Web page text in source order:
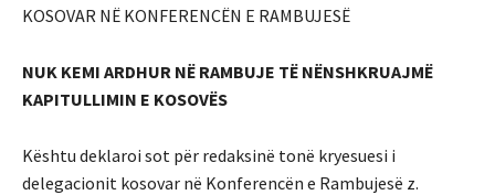
KOSOVAR NË KONFERENCËN E RAMBUJESË
NUK KEMI ARDHUR NË RAMBUJE TË NËNSHKRUAJMË
KAPITULLIMIN E KOSOVËS
Kështu deklaroi sot për redaksinë tonë kryesuesi i
delegacionit kosovar në Konferencën e Rambujesë z.